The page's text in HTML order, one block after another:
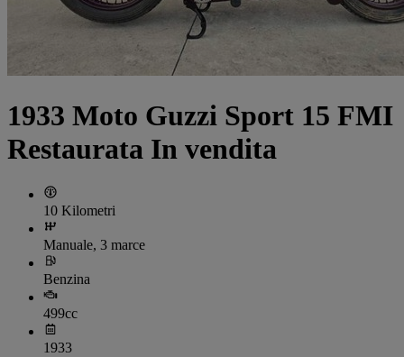
1933 Moto Guzzi Sport 15 FMI
Restaurata In vendita
10 Kilometri
Manuale, 3 marce
Benzina
499cc
1933